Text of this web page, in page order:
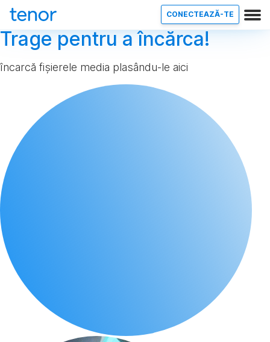
CONECTEAZĂ-TE
Trage pentru a încărca!
încarcă fișierele media plasându-le aici